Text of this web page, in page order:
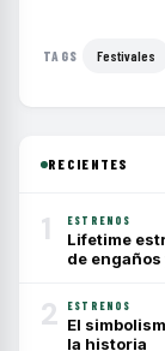
TAGS Festivales
RECIENTES
1 ESTRENOS
Lifetime
de
2 ESTRENOS
El
la historia